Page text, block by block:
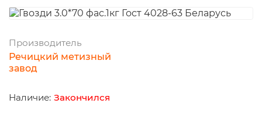
Производитель
Речицкий метизный
завод
Закончился